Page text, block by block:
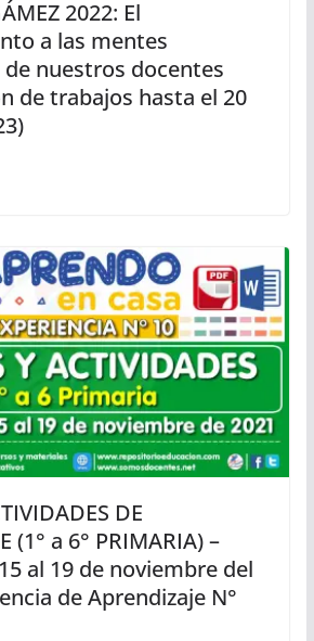
2022: El
a las mentes
nuestros docentes
de trabajos hasta el 20
DE
(1° a 6° PRIMARIA) –
al 19 de noviembre del
de Aprendizaje N°